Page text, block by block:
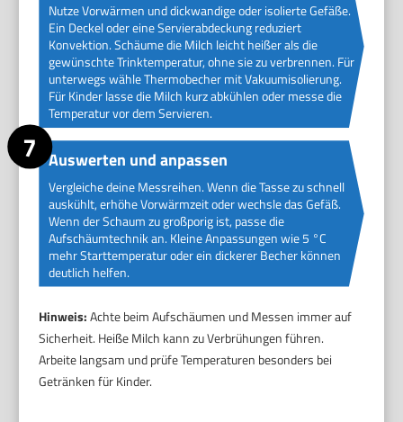
Nutze Vorwärmen und dickwandige oder isolierte Gefäße.
Ein Deckel oder eine Servierabdeckung reduziert
Konvektion. Schäume die Milch leicht heißer als die
gewünschte Trinktemperatur, ohne sie zu verbrennen. Für
unterwegs wähle Thermobecher mit Vakuumisolierung.
Für Kinder lasse die Milch kurz abkühlen oder messe die
Temperatur vor dem Servieren.
Auswerten und anpassen
Vergleiche deine Messreihen. Wenn die Tasse zu schnell
auskühlt, erhöhe Vorwärmzeit oder wechsle das Gefäß.
Wenn der Schaum zu großporig ist, passe die
Aufschäumtechnik an. Kleine Anpassungen wie 5 °C
mehr Starttemperatur oder ein dickerer Becher können
deutlich helfen.
Hinweis:Achte beim Aufschäumen und Messen immer auf
Sicherheit. Heiße Milch kann zu Verbrühungen führen.
Arbeite langsam und prüfe Temperaturen besonders bei
Getränken für Kinder.